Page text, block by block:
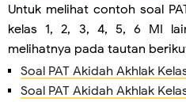
Untuk melihat contoh soal
kelas 1, 2, 3, 4, 5, 6 MI
melihatnya pada tautan
Soal PAT Akidah Akhlak
Soal PAT Akidah Akhlak